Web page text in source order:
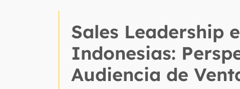
Sales Leadership
Indonesias:
Audiencia de